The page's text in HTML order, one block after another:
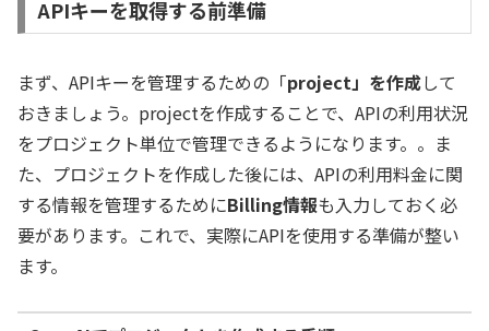
APIキーを取得する前準備
まず、APIキーを管理するための「project」を作成して
おきましょう。projectを作成することで、APIの利用状況
をプロジェクト単位で管理できるようになります。。ま
た、プロジェクトを作成した後には、APIの利用料金に関
する情報を管理するためにBilling情報も入力しておく必
要があります。これで、実際にAPIを使用する準備が整い
ます。